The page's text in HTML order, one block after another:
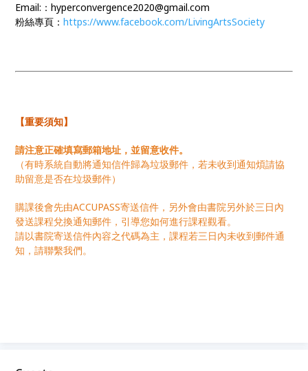
Email:：hyperconvergence2020@gmail.com
粉絲專頁：https://www.facebook.com/LivingArtsSociety
【重要須知】
請注意正確填寫郵箱地址，並留意收件。
（有時系統自動將通知信件歸為垃圾郵件，若未收到通知煩請協
助留意是否在垃圾郵件）
購課後會先由ACCUPASS寄送信件，另外會由書院另外於三日內
發送課程兌換通知郵件，引導您如何進行課程觀看。
請以書院寄送信件內容之代碼為主，課程若三日內未收到郵件通
知，請聯繫我們。